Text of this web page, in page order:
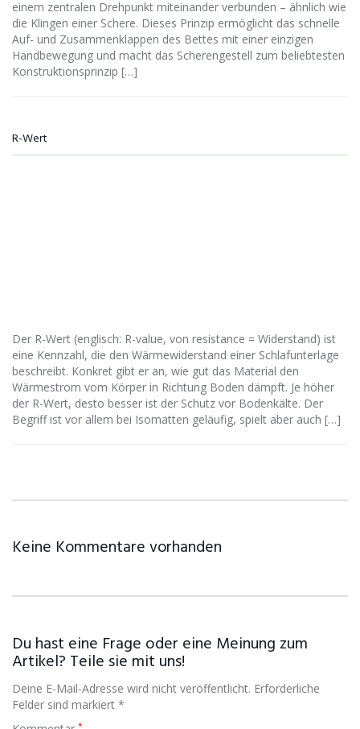
einem zentralen Drehpunkt miteinander verbunden – ähnlich wie
die Klingen einer Schere. Dieses Prinzip ermöglicht das schnelle
Auf- und Zusammenklappen des Bettes mit einer einzigen
Handbewegung und macht das Scherengestell zum beliebtesten
Konstruktionsprinzip […]
R-Wert
Der R-Wert (englisch: R-value, von resistance = Widerstand) ist
eine Kennzahl, die den Wärmewiderstand einer Schlafunterlage
beschreibt. Konkret gibt er an, wie gut das Material den
Wärmestrom vom Körper in Richtung Boden dämpft. Je höher
der R-Wert, desto besser ist der Schutz vor Bodenkälte. Der
Begriff ist vor allem bei Isomatten geläufig, spielt aber auch […]
Keine Kommentare vorhanden
Du hast eine Frage oder eine Meinung zum
Artikel? Teile sie mit uns!
Deine E-Mail-Adresse wird nicht veröffentlicht. Erforderliche
Felder sind markiert *
*